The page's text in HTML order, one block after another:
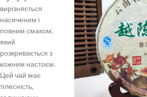
вирізняється
насиченим і
повним смаком,
який
розкривається з
кожним настоєм.
Цей чай має
тілесність,